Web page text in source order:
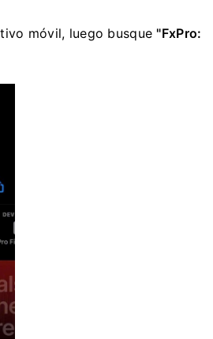
móvil, luego busque "FxPro: